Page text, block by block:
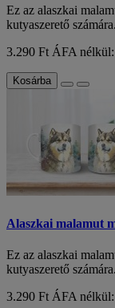
Ez az alaszkai
kutyaszerető
3.290 FtÁFA
Kosárba
Alaszkai malamut
Ez az alaszkai
kutyaszerető
3.290 Ft ÁFA